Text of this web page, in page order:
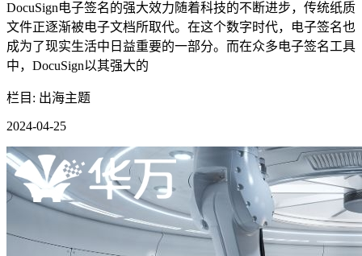
DocuSign电子签名的强大效力随着科技的不断进步，传统纸质
文件正逐渐被电子文档所取代。在这个数字时代，电子签名也
成为了现实生活中日益重要的一部分。而在众多电子签名工具
中，DocuSign以其强大的
栏目: 出海主题
2024-04-25